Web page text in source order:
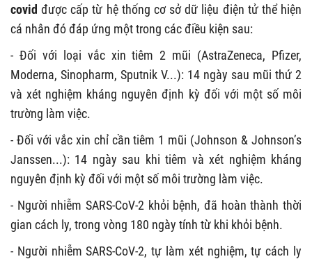
covid được cấp từ hệ thống cơ sở dữ liệu điện tử thể hiện
cá nhân đó đáp ứng một trong các điều kiện sau:
- Đối với loại vắc xin tiêm 2 mũi (AstraZeneca, Pfizer,
Moderna, Sinopharm, Sputnik V...): 14 ngày sau mũi thứ 2
và xét nghiệm kháng nguyên định kỳ đối với một số môi
trường làm việc.
- Đối với vắc xin chỉ cần tiêm 1 mũi (Johnson & Johnson’s
Janssen...): 14 ngày sau khi tiêm và xét nghiệm kháng
nguyên định kỳ đối với một số môi trường làm việc.
- Người nhiễm SARS-CoV-2 khỏi bệnh, đã hoàn thành thời
gian cách ly, trong vòng 180 ngày tính từ khi khỏi bệnh.
- Người nhiễm SARS-CoV-2, tự làm xét nghiệm, tự cách ly